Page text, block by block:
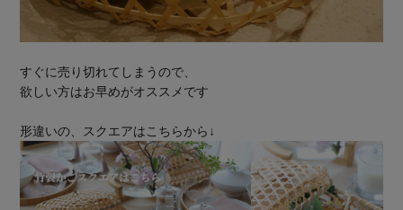
すぐに売り切れてしまうので、
欲しい方はお早めがオススメです
形違いの、スクエアはこちらから↓